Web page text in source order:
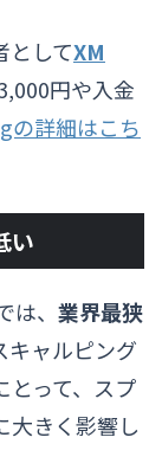
としてXM
円や入金
の詳細はこち
い
、 業界最狭
キャルピング
とって、スプ
大きく影響し